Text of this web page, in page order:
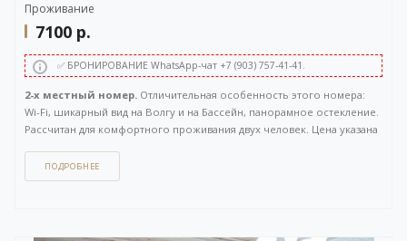
Проживание
7100 р.
✅ БРОНИРОВАНИЕ WhatsApp-чат +7 (903) 757-41-41.
2-х местный номер. Отличительная особенность этого номера:
Wi-Fi, шикарный вид на Волгу и на Бассейн, панорамное остекление.
Рассчитан для комфортного проживания двух человек. Цена указана
Площадь 35 кв.м.
илиоставить заявку на бронированиечерез бесплатный
ПОДРОБНЕЕ